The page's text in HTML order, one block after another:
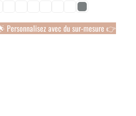
Personnalisez avec du sur-mesure 👉